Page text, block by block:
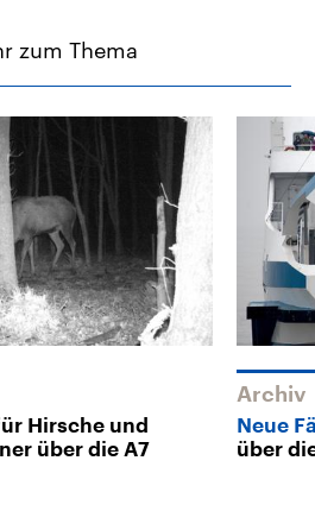
zum Thema
Hirsche und
über die A7
Archiv
Neue
über